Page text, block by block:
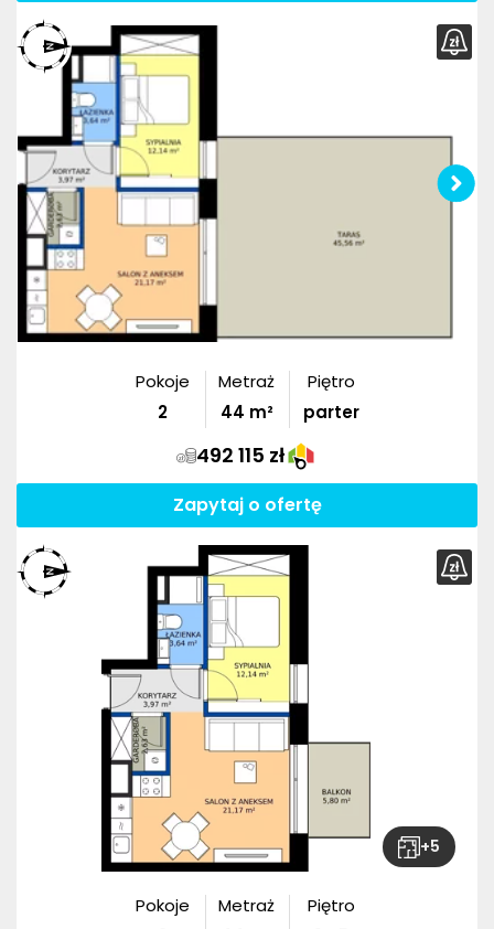
Pokoje
2
Metraż
44 m²
Piętro
parter
492 115 zł
Zapytaj o ofertę
+5
Pokoje
Metraż
Piętro